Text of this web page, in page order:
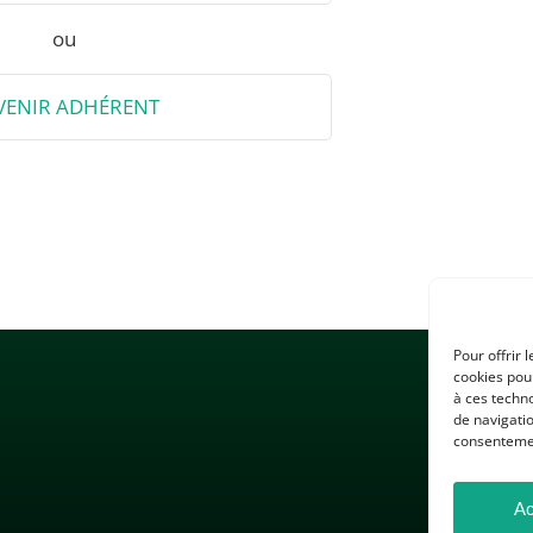
Pour offrir
cookies
à ces
de
ou
ADHÉRENT